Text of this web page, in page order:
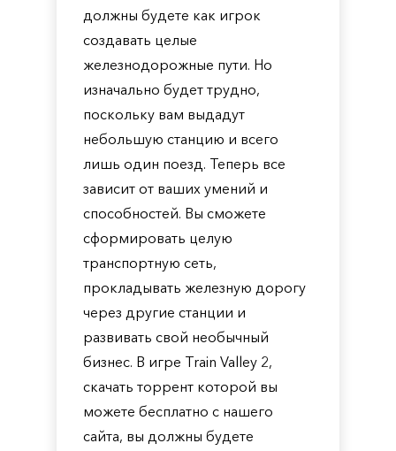
должны будете как игрок
создавать целые
железнодорожные пути. Но
изначально будет трудно,
поскольку вам выдадут
небольшую станцию и всего
лишь один поезд. Теперь все
зависит от ваших умений и
способностей. Вы сможете
сформировать целую
транспортную сеть,
прокладывать железную дорогу
через другие станции и
развивать свой необычный
бизнес. В игре Train Valley 2,
скачать торрент которой вы
можете бесплатно с нашего
сайта, вы должны будете